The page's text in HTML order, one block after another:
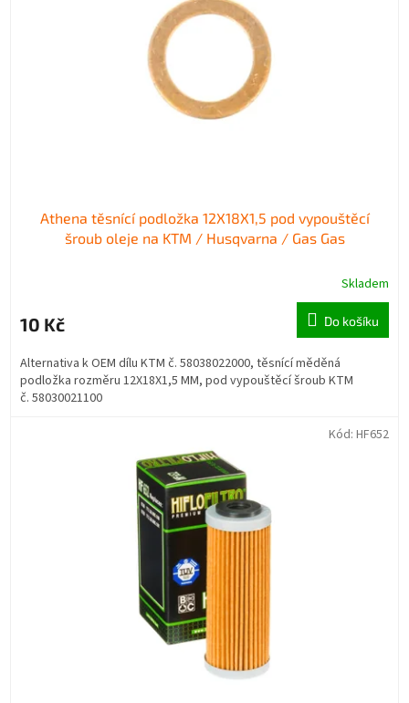
Athena těsnící podložka 12X18X1,5 pod vypouštěcí
šroub oleje na KTM / Husqvarna / Gas Gas
Skladem
10 Kč Do košíku
Alternativa k OEM dílu KTM č. 58038022000, těsnící měděná
podložka rozměru 12X18X1,5 MM, pod vypouštěcí šroub KTM
č. 58030021100
Kód: HF652